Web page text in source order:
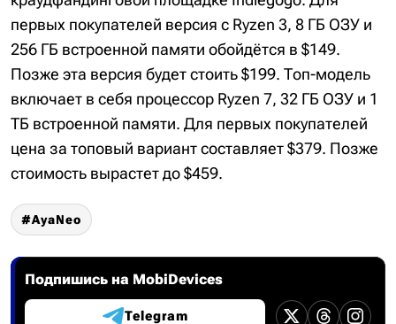
первых покупателей версия с Ryzen 3, 8 ГБ ОЗУ и
256 ГБ встроенной памяти обойдётся в $149.
Позже эта версия будет стоить $199. Топ-модель
включает в себя процессор Ryzen 7, 32 ГБ ОЗУ и 1
ТБ встроенной памяти. Для первых покупателей
цена за топовый вариант составляет $379. Позже
стоимость вырастет до $459.
AyaNeo
Подпишись на MobiDevices
Telegram